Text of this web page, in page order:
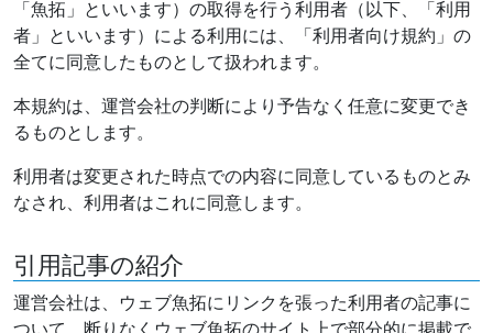
「魚拓」といいます）の取得を行う利用者（以下、「利用
者」といいます）による利用には、「利用者向け規約」の
全てに同意したものとして扱われます。
本規約は、運営会社の判断により予告なく任意に変更でき
るものとします。
利用者は変更された時点での内容に同意しているものとみ
なされ、利用者はこれに同意します。
引用記事の紹介
運営会社は、ウェブ魚拓にリンクを張った利用者の記事に